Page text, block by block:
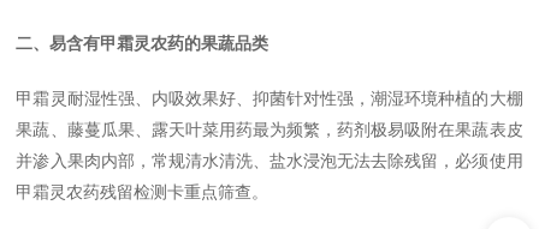
二、易含有甲霜灵农药的果蔬品类
甲霜灵耐湿性强、内吸效果好、抑菌针对性强，潮湿环境种植的大棚
果蔬、藤蔓瓜果、露天叶菜用药最为频繁，药剂极易吸附在果蔬表皮
并渗入果肉内部，常规清水清洗、盐水浸泡无法去除残留，必须使用
甲霜灵农药残留检测卡重点筛查。